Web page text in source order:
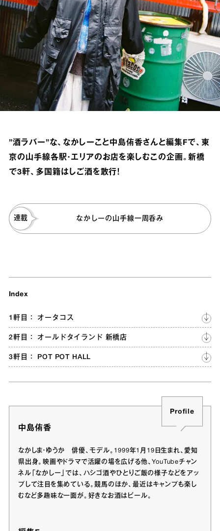
”酒ラバー”な、なかしーこと中島侑香さんと編集Fで、東
京の山手線各駅・エリアのお店を楽しむこの企画。新橋
で3軒、多国籍はしご酒を敢行！
連載 なかしーの山手線一周呑み
Index
1軒目： オータコス
2軒目： オールドタイランド 新橋店
3軒目： POT POT HALL
Profile
中島侑香
なかしま・ゆうか 俳優、モデル。1999年1月19日生まれ、愛知
県出身。映画やドラマで活躍の場を広げる他、YouTubeチャン
ネル「なかしー」では、ハシゴ酒やひとりご飯の様子などをアッ
プして注目を集めている。競馬のほか、最近はキャンプも楽し
むなど多趣味な一面が。好きなお酒はビール。